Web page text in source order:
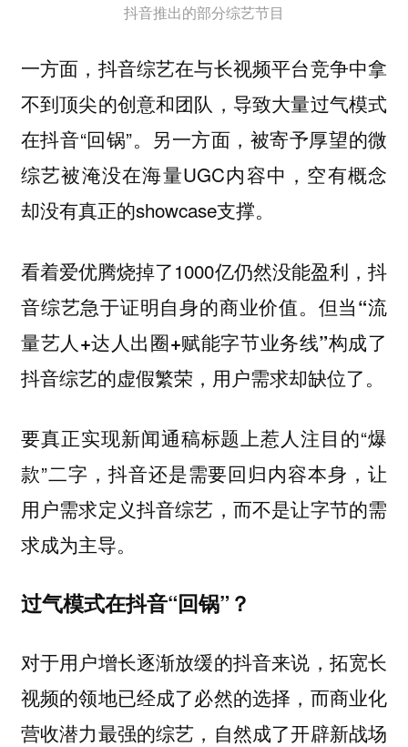
抖音推出的部分综艺节目
一方面，抖音综艺在与长视频平台竞争中拿
不到顶尖的创意和团队，导致大量过气模式
在抖音“回锅”。另一方面，被寄予厚望的微
综艺被淹没在海量UGC内容中，空有概念
却没有真正的showcase支撑。
看着爱优腾烧掉了1000亿仍然没能盈利，抖
音综艺急于证明自身的商业价值。 但当“流
量艺人+达人出圈+赋能字节业务线”构成了
抖音综艺的虚假繁荣，用户需求却缺位了。
要真正实现新闻通稿标题上惹人注目的“爆
款”二字，抖音还是需要回归内容本身，让
用户需求定义抖音综艺，而不是让字节的需
求成为主导。
过气模式在抖音“回锅”？
对于用户增长逐渐放缓的抖音来说，拓宽长
视频的领地已经成了必然的选择，而商业化
营收潜力最强的综艺，自然成了开辟新战场